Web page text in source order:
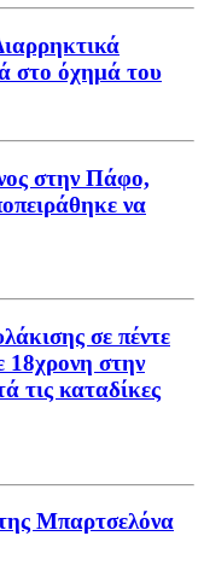
στο όχημά του
στην Πάφο,
να
σε πέντε
18χρονη στην
τις καταδίκες
Μπαρτσελόνα